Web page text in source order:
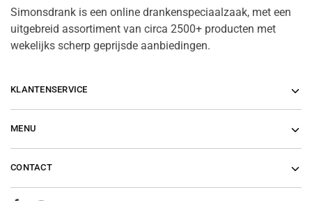
Simonsdrank is een online drankenspeciaalzaak, met een
uitgebreid assortiment van circa 2500+ producten met
wekelijks scherp geprijsde aanbiedingen.
KLANTENSERVICE
MENU
CONTACT